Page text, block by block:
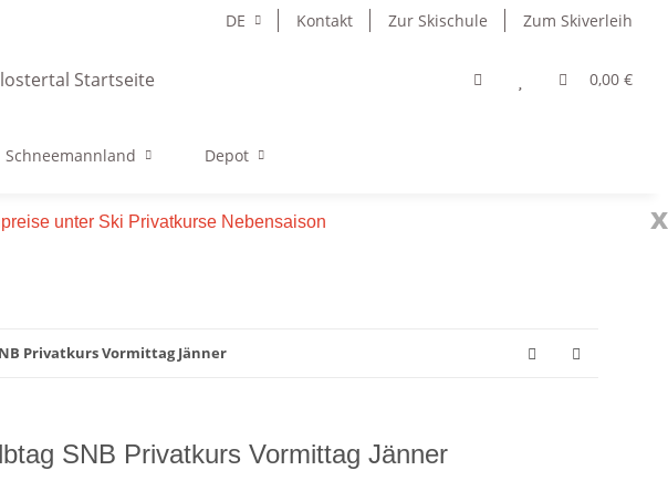
DE Kontakt Zur Skischule Zum Skiverleih
0,00 €
Schneemannland Depot
x
unter Ski Privatkurse Nebensaison
Privatkurs Vormittag Jänner
SNB Privatkurs Vormittag Jänner